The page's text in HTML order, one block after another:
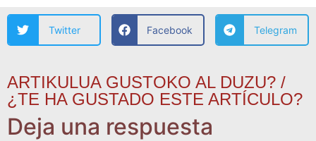
Twitter Facebook Telegram
ARTIKULUA GUSTOKO AL DUZU? /
¿TE HA GUSTADO ESTE ARTÍCULO?
Deja una respuesta